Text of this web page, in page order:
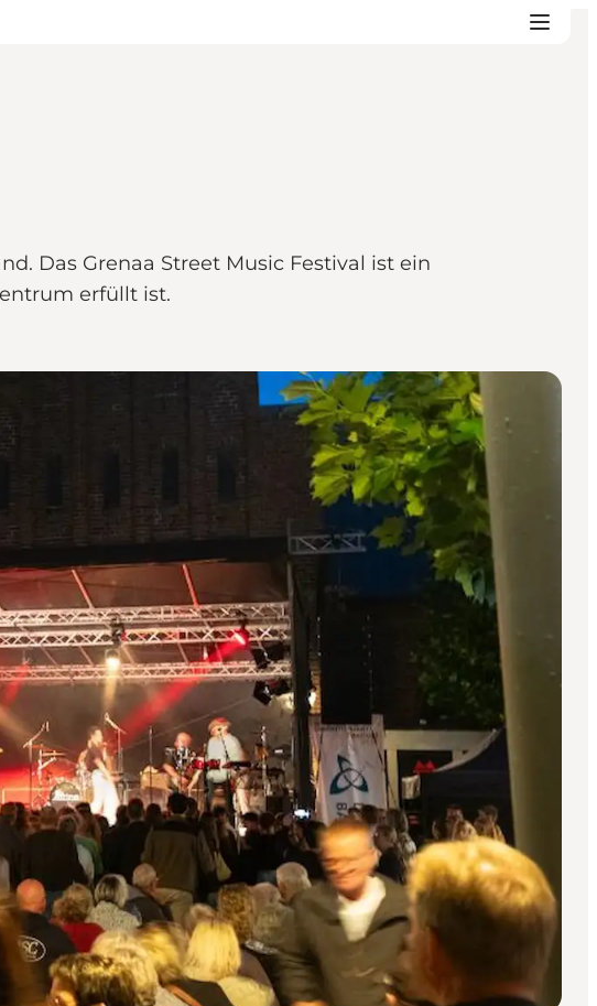
Das Grenaa Street Music Festival ist ein
erfüllt ist.